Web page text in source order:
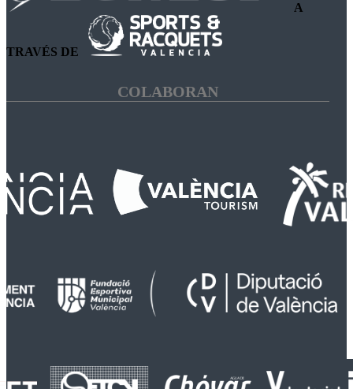
A
TRAVÉS DE
COLABORAN